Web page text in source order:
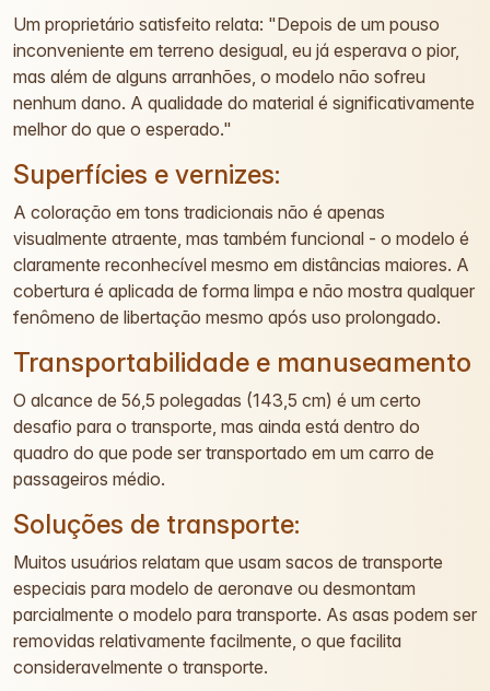
Um proprietário satisfeito relata: "Depois de um pouso
inconveniente em terreno desigual, eu já esperava o pior,
mas além de alguns arranhões, o modelo não sofreu
nenhum dano. A qualidade do material é significativamente
melhor do que o esperado."
Superfícies e vernizes:
A coloração em tons tradicionais não é apenas
visualmente atraente, mas também funcional - o modelo é
claramente reconhecível mesmo em distâncias maiores. A
cobertura é aplicada de forma limpa e não mostra qualquer
fenômeno de libertação mesmo após uso prolongado.
Transportabilidade e manuseamento
O alcance de 56,5 polegadas (143,5 cm) é um certo
desafio para o transporte, mas ainda está dentro do
quadro do que pode ser transportado em um carro de
passageiros médio.
Soluções de transporte:
Muitos usuários relatam que usam sacos de transporte
especiais para modelo de aeronave ou desmontam
parcialmente o modelo para transporte. As asas podem ser
removidas relativamente facilmente, o que facilita
consideravelmente o transporte.